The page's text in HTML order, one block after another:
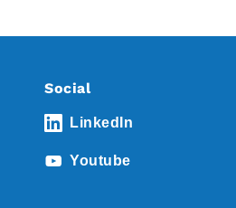
Social
LinkedIn
Youtube